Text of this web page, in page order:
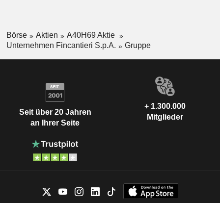
Börse Aktien
A40H69 Aktie
Unternehmen Fincantieri S.p.A.
Gruppe
Seit über 20 Jahren
an Ihrer Seite
+ 1.300.000
Mitglieder